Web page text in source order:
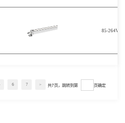
85-264V
6 7 > 共7页，跳转到第 页确定